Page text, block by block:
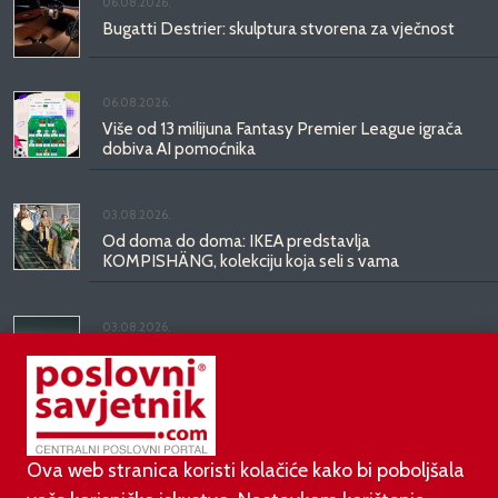
Bugatti Destrier: skulptura stvorena za vječnost
06.08.2026.
Više od 13 milijuna Fantasy Premier League igrača
dobiva AI pomoćnika
03.08.2026.
Od doma do doma: IKEA predstavlja
KOMPISHÄNG, kolekciju koja seli s vama
03.08.2026.
Kineski BYD predstavio luksuznu limuzinu veću od
Mercedesove S-klase, obećava domet do 1.000
kilometara
Ova web stranica koristi kolačiće kako bi poboljšala